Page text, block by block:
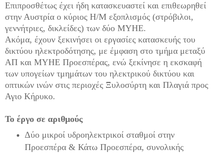
Επιπροσθέτως έχει ήδη κατασκευαστεί και επιθεωρηθεί
στην Αυστρία ο κύριος Η/Μ εξοπλισμός (στρόβιλοι,
γεννήτριες, δικλείδες) των δύο ΜΥΗΕ.
Ακόμα, έχουν ξεκινήσει οι εργασίες κατασκευής του
δικτύου ηλεκτροδότησης, με έμφαση στο τμήμα μεταξύ
ΑΠ και ΜΥΗΕ Προεσπέρας, ενώ ξεκίνησε η εκσκαφή
των υπογείων τμημάτων του ηλεκτρικού δικτύου και
οπτικών ινών στις περιοχές Ξυλοσύρτη και Πλαγιά προς
Αγιο Κήρυκο.
Το έργο σε αριθμούς
Δύο μικροί υδροηλεκτρικοί σταθμοί στην
Προεσπέρα & Κάτω Προεσπέρα, συνολικής